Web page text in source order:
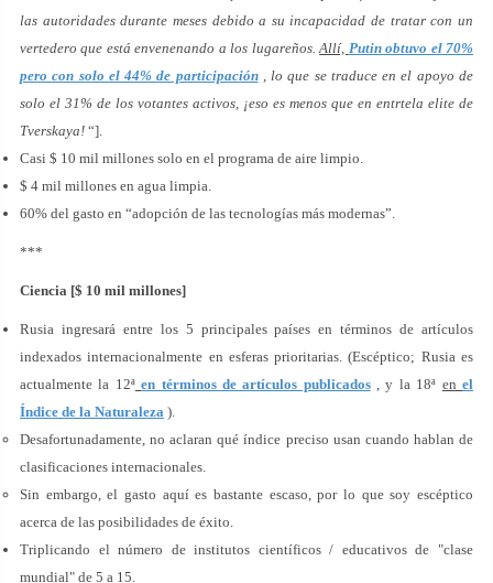
las autoridades durante meses debido a su incapacidad de tratar con un
vertedero que está envenenando a los lugareños.Allí, Putin obtuvo el 70%
pero con solo el 44% de participación, lo que se traduce en el apoyo de
solo el 31% de los votantes activos, ¡eso es menos que en entrtela elite de
Tverskaya! “].
Casi $ 10 mil millones solo en el programa de aire limpio.
$ 4 mil millones en agua limpia.
60% del gasto en “adopción de las tecnologías más modernas”.
***
Ciencia [$ 10 mil millones]
Rusia ingresará entre los 5 principales países en términos de artículos
indexados internacionalmente en esferas prioritarias. (Escéptico; Rusia es
actualmente la 12ª en términos de artículos publicados, y la 18ª enel
Índice de la Naturaleza ).
Desafortunadamente, no aclaran qué índice preciso usan cuando hablan de
clasificaciones internacionales.
Sin embargo, el gasto aquí es bastante escaso, por lo que soy escéptico
acerca de las posibilidades de éxito.
Triplicando el número de institutos científicos / educativos de "clase
mundial" de 5 a 15.